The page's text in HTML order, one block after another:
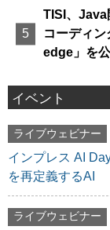
TISI、Java
コーディ
edge」を
イベント
ライブウェビナー
インプレス AI
を再定義するAI
ライブウェビナー